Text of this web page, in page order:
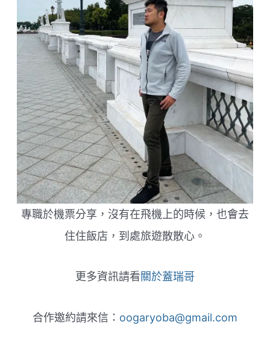
用
心
飯
專職於機票分享，沒有在飛機上的時候，也會去
住住飯店，到處旅遊散散心。
更多資訊請看關於蓋瑞哥
合作邀約請來信： oogaryoba@gmail.com